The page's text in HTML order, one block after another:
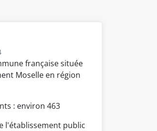
française située
Moselle en région
: environ 463
l'établissement public